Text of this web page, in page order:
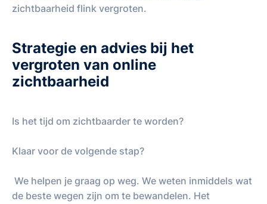
zichtbaarheid flink vergroten.
Strategie en advies bij het
vergroten van online
zichtbaarheid
Is het tijd om zichtbaarder te worden?
Klaar voor de volgende stap?
We helpen je graag op weg. We weten inmiddels wat
de beste wegen zijn om te bewandelen. Het